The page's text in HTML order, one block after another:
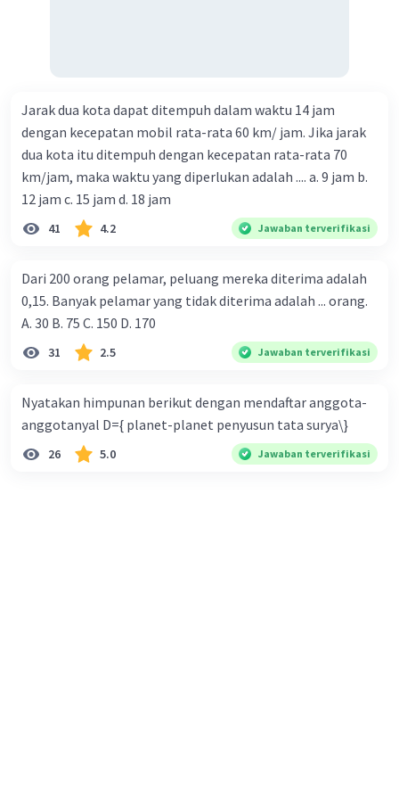
dengan metode eliminasi dan metode substitusi
Pembahasan
Pada soal diketahui grafik fungsi kuadrat tersebut
memotong sumbu x di titik (1, 0) dan (3, 0) serta
memotong sumbu y di titik (0, –6)
Jadi: x₁ = 1, x₂ = 3 dan (x, y) = (0, –6)
Persamaan fungsi kuadratnya adalah:
y = a(x – x₁)(x – x₂)
–6 = a(0 – 1)(0 – 3)
–6 = 3a
a =
Jarak dua kota dapat ditempuh dalam waktu 14 jam
dengan kecepatan mobil rata-rata 60 km/ jam. Jika jarak
dua kota itu ditempuh dengan kecepatan rata-rata 70
km/jam, maka waktu yang diperlukan adalah .... a. 9 jam b.
12 jam c. 15 jam d. 18 jam
41 4.2 Jawaban terverifikasi
Dari 200 orang pelamar, peluang mereka diterima adalah
0,15. Banyak pelamar yang tidak diterima adalah ... orang.
A. 30 B. 75 C. 150 D. 170
31 2.5 Jawaban terverifikasi
Nyatakan himpunan berikut dengan mendaftar anggota-
anggotanyal D={ planet-planet penyusun tata surya\}
26 5.0 Jawaban terverifikasi